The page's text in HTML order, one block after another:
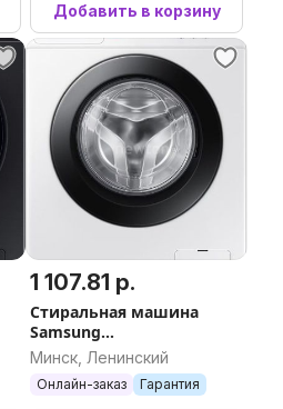
Добавить в корзину
1 107.81 р.
Стиральная машина
Samsung
WW60AG4S00CELD
Минск, Ленинский
Онлайн-заказ Гарантия